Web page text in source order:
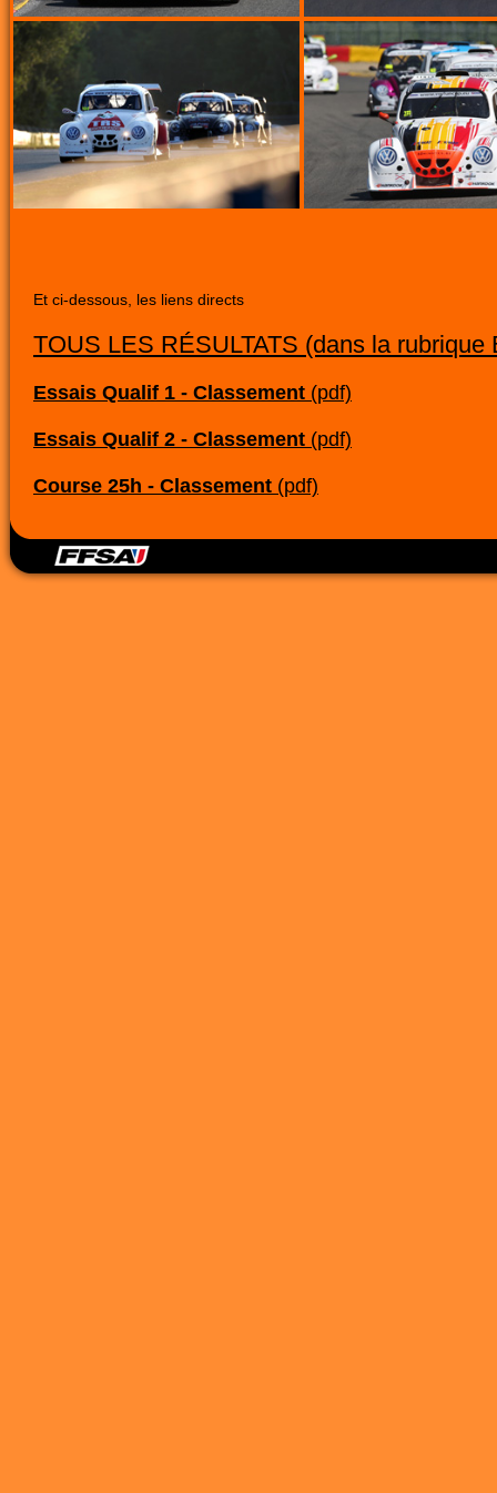
Et ci-dessous, les liens directs
TOUS LES RÉSULTATS (dans la
Essais Qualif 1 - Classement (pdf)
Essais Qualif 2 - Classement (pdf)
Course 25h - Classement (pdf)